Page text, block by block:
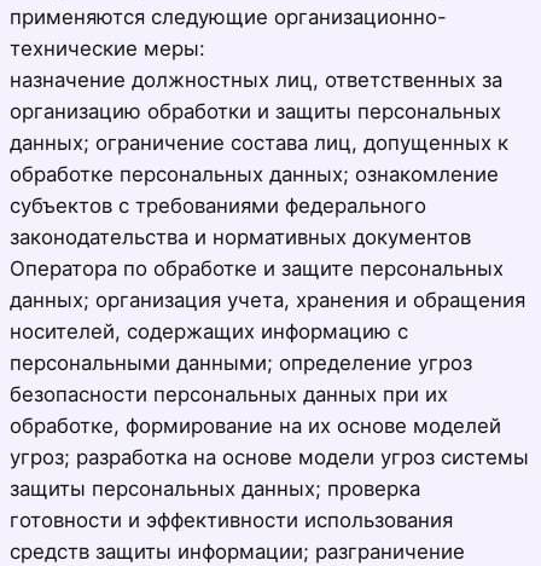
применяются следующие организационно-
технические меры:
назначение должностных лиц, ответственных за
организацию обработки и защиты персональных
данных; ограничение состава лиц, допущенных к
обработке персональных данных; ознакомление
субъектов с требованиями федерального
законодательства и нормативных документов
Оператора по обработке и защите персональных
данных; организация учета, хранения и обращения
носителей, содержащих информацию с
персональными данными; определение угроз
безопасности персональных данных при их
обработке, формирование на их основе моделей
угроз; разработка на основе модели угроз системы
защиты персональных данных; проверка
готовности и эффективности использования
средств защиты информации; разграничение